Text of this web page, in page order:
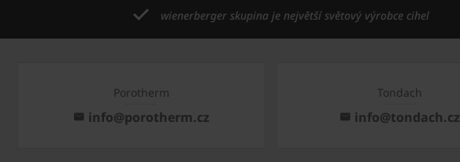
wienerberger skupina je největší světový výrobce cihel
Porotherm
info@porotherm.cz
Tondach
info@tondach.cz